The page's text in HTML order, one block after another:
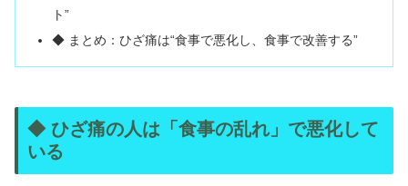
ト”
◆ まとめ：ひざ痛は“食事で悪化し、食事で改善する”
◆ ひざ痛の人は「食事の乱れ」で悪化して
いる